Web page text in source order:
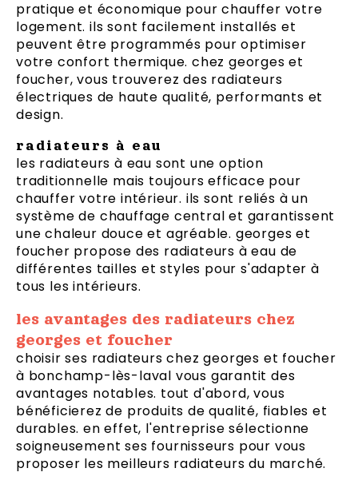
pratique et économique pour chauffer votre
logement. ils sont facilement installés et
peuvent être programmés pour optimiser
votre confort thermique. chez georges et
foucher, vous trouverez des radiateurs
électriques de haute qualité, performants et
design.
radiateurs à eau
les radiateurs à eau sont une option
traditionnelle mais toujours efficace pour
chauffer votre intérieur. ils sont reliés à un
système de chauffage central et garantissent
une chaleur douce et agréable. georges et
foucher propose des radiateurs à eau de
différentes tailles et styles pour s'adapter à
tous les intérieurs.
les avantages des radiateurs chez
georges et foucher
choisir ses radiateurs chez georges et foucher
à bonchamp-lès-laval vous garantit des
avantages notables. tout d'abord, vous
bénéficierez de produits de qualité, fiables et
durables. en effet, l'entreprise sélectionne
soigneusement ses fournisseurs pour vous
proposer les meilleurs radiateurs du marché.